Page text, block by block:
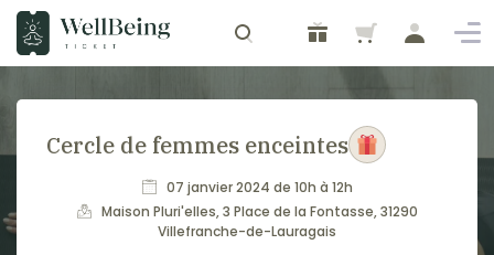
Cercle de femmes enceintes
07 janvier 2024 de 10h à 12h
Maison Pluri'elles, 3 Place de la Fontasse, 31290
Villefranche-de-Lauragais